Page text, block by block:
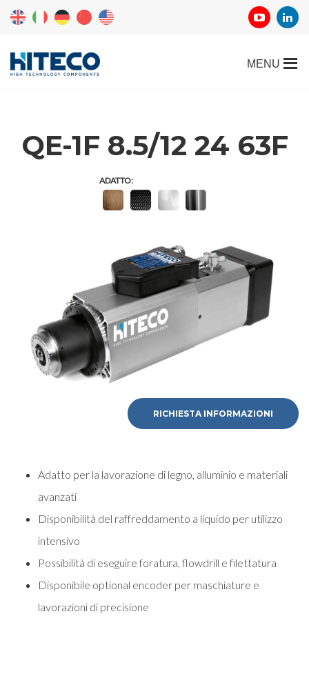
QE-1F 8.5/12 24 63F
ADATTO:
RICHIESTA INFORMAZIONI
Adatto per la lavorazione di legno, alluminio e materiali
avanzati
Disponibilità del raffreddamento a liquido per utilizzo
intensivo
Possibilità di eseguire foratura, flowdrill e filettatura
Disponibile optional encoder per maschiature e
lavorazioni di precisione